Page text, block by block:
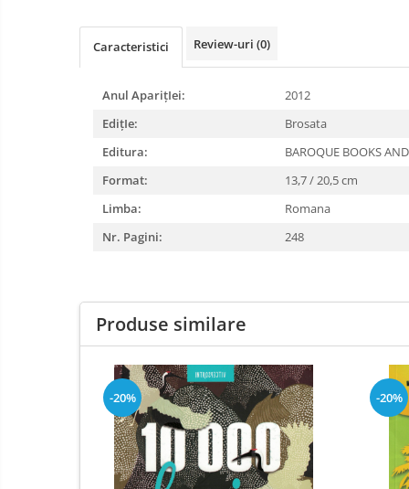
Caracteristici Review-uri (0)
Anul AparițIei:
2012
EdițIe:
Brosata
Editura:
BAROQUE BOOKS
Format:
13,7 / 20,5 cm
Limba:
Romana
Nr. Pagini:
248
Produse similare
-20% -20%